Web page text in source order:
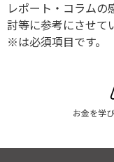
レポート・コラムの
討等に参考にさせて
※は必須項目です。
お金を学